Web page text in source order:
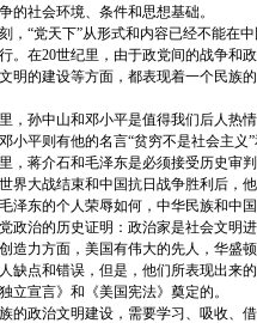
的社会环境、条件和思想基础。
“党天下”从形式和内容已经不能在中
。在20世纪里，由于政党间的战争和
明的建设等方面，都表现着一个民族
孙中山和邓小平是值得我们后人热情
小平则有他的名言“贫穷不是社会主义”
蒋介石和毛泽东是必须接受历史审判
界大战结束和中国抗日战争胜利后，
泽东的个人荣辱如何，中华民族和中
治的历史证明：政治家是社会文明进
力方面，美国有伟大的先人，华盛顿
缺点和错误，但是，他们所表现出来
立宣言》和《美国宪法》奠定的。
政治文明建设，需要学习、吸收、借